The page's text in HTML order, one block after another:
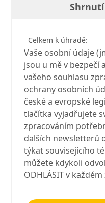
Celkem k úhradě:
Vaše osobní údaje
jsou u mě v bezpečí
vašeho souhlasu
ochrany osobních
české a evropské
tlačítka vyjadřujete
zpracováním
dalších newsletterů
týkat souvisejícího
můžete kdykoli
ODHLÁSIT v